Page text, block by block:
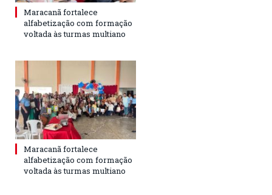
Maracanã fortalece
alfabetização com formação
voltada às turmas multiano
Maracanã fortalece
alfabetização com formação
voltada às turmas multiano